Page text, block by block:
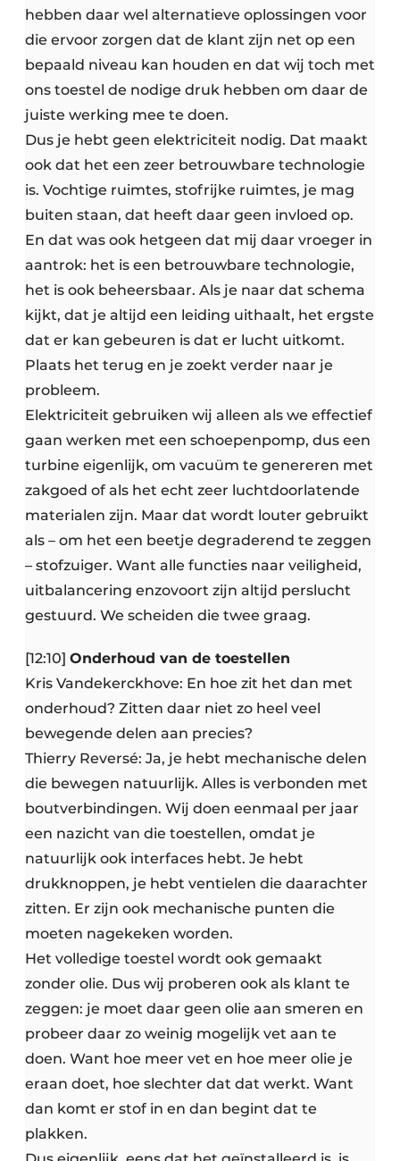
hebben daar wel alternatieve oplossingen voor
die ervoor zorgen dat de klant zijn net op een
bepaald niveau kan houden en dat wij toch met
ons toestel de nodige druk hebben om daar de
juiste werking mee te doen.
Dus je hebt geen elektriciteit nodig. Dat maakt
ook dat het een zeer betrouwbare technologie
is. Vochtige ruimtes, stofrijke ruimtes, je mag
buiten staan, dat heeft daar geen invloed op.
En dat was ook hetgeen dat mij daar vroeger in
aantrok: het is een betrouwbare technologie,
het is ook beheersbaar. Als je naar dat schema
kijkt, dat je altijd een leiding uithaalt, het ergste
dat er kan gebeuren is dat er lucht uitkomt.
Plaats het terug en je zoekt verder naar je
probleem.
Elektriciteit gebruiken wij alleen als we effectief
gaan werken met een schoepenpomp, dus een
turbine eigenlijk, om vacuüm te genereren met
zakgoed of als het echt zeer luchtdoorlatende
materialen zijn. Maar dat wordt louter gebruikt
als – om het een beetje degraderend te zeggen
– stofzuiger. Want alle functies naar veiligheid,
uitbalancering enzovoort zijn altijd perslucht
gestuurd. We scheiden die twee graag.
[12:10] Onderhoud van de toestellen
Kris Vandekerckhove: En hoe zit het dan met
onderhoud? Zitten daar niet zo heel veel
bewegende delen aan precies?
Thierry Reversé: Ja, je hebt mechanische delen
die bewegen natuurlijk. Alles is verbonden met
boutverbindingen. Wij doen eenmaal per jaar
een nazicht van die toestellen, omdat je
natuurlijk ook interfaces hebt. Je hebt
drukknoppen, je hebt ventielen die daarachter
zitten. Er zijn ook mechanische punten die
moeten nagekeken worden.
Het volledige toestel wordt ook gemaakt
zonder olie. Dus wij proberen ook als klant te
zeggen: je moet daar geen olie aan smeren en
probeer daar zo weinig mogelijk vet aan te
doen. Want hoe meer vet en hoe meer olie je
eraan doet, hoe slechter dat dat werkt. Want
dan komt er stof in en dan begint dat te
plakken.